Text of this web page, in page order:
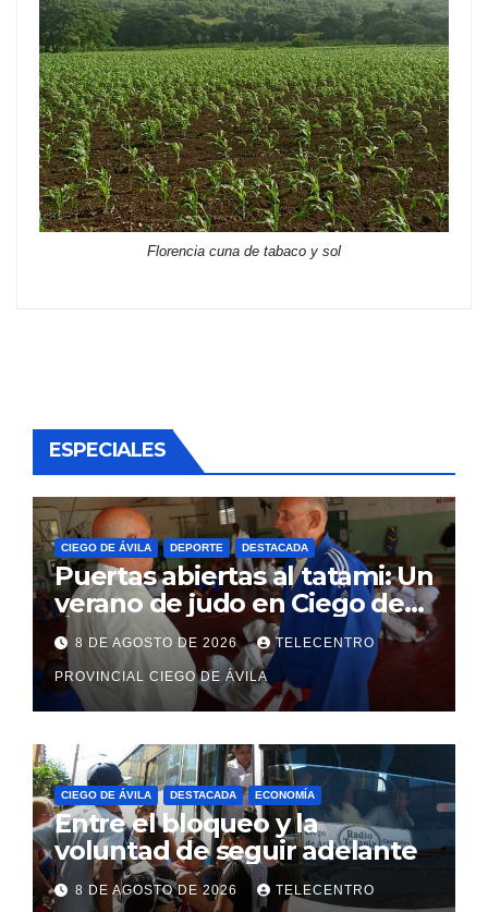
Florencia cuna de tabaco y sol
ESPECIALES
CIEGO DE ÁVILA DEPORTE DESTACADA
Puertas abiertas al tatami: Un
verano de judo en Ciego de
Ávila
8 DE AGOSTO DE 2026 TELECENTRO
PROVINCIAL CIEGO DE ÁVILA
CIEGO DE ÁVILA DESTACADA ECONOMÍA
Entre el bloqueo y la
voluntad de seguir adelante
8 DE AGOSTO DE 2026 TELECENTRO